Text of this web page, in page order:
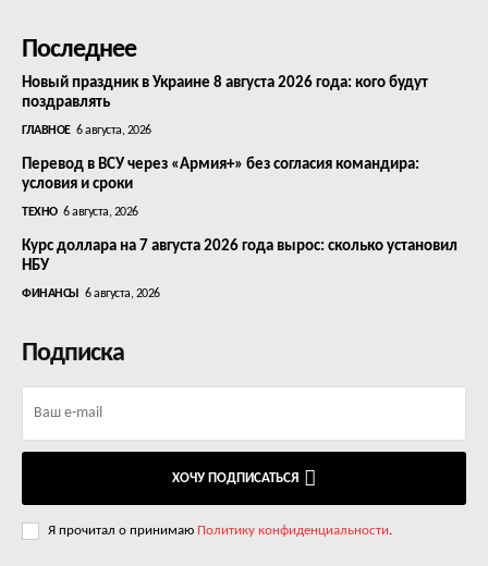
Последнее
Новый праздник в Украине 8 августа 2026 года: кого будут
поздравлять
ГЛАВНОЕ 6 августа, 2026
Перевод в ВСУ через «Армия+» без согласия командира:
условия и сроки
ТЕХНО 6 августа, 2026
Курс доллара на 7 августа 2026 года вырос: сколько установил
НБУ
ФИНАНСЫ 6 августа, 2026
Подписка
ХОЧУ ПОДПИСАТЬСЯ
Я прочитал о принимаю Политику конфиденциальности.